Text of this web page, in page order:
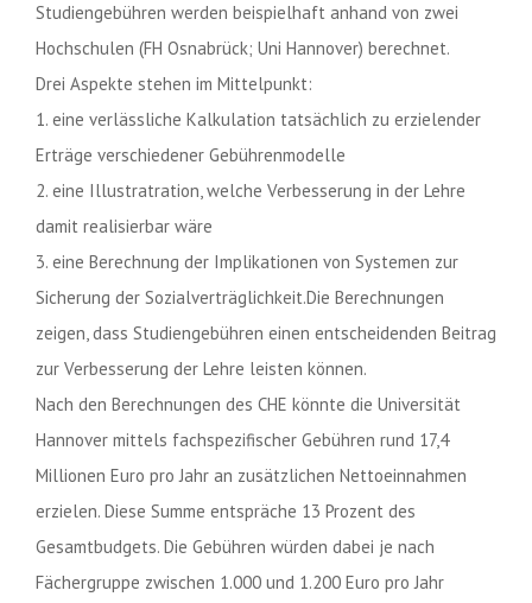
Studiengebühren werden beispielhaft anhand von zwei
Hochschulen (FH Osnabrück; Uni Hannover) berechnet.
Drei Aspekte stehen im Mittelpunkt:
1. eine verlässliche Kalkulation tatsächlich zu erzielender
Erträge verschiedener Gebührenmodelle
2. eine Illustratration, welche Verbesserung in der Lehre
damit realisierbar wäre
3. eine Berechnung der Implikationen von Systemen zur
Sicherung der Sozialverträglichkeit.Die Berechnungen
zeigen, dass Studiengebühren einen entscheidenden Beitrag
zur Verbesserung der Lehre leisten können.
Nach den Berechnungen des CHE könnte die Universität
Hannover mittels fachspezifischer Gebühren rund 17,4
Millionen Euro pro Jahr an zusätzlichen Nettoeinnahmen
erzielen. Diese Summe entspräche 13 Prozent des
Gesamtbudgets. Die Gebühren würden dabei je nach
Fächergruppe zwischen 1.000 und 1.200 Euro pro Jahr